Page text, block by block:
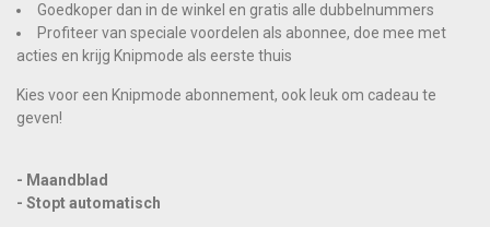
Goedkoper dan in de winkel en gratis alle dubbelnummers
Profiteer van speciale voordelen als abonnee, doe mee met
acties en krijg Knipmode als eerste thuis
Kies voor een Knipmode abonnement, ook leuk om cadeau te
geven!
- Maandblad
- Stopt automatisch